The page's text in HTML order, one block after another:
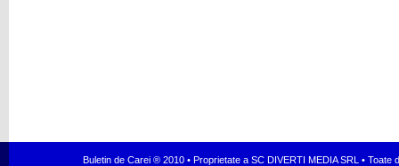
Buletin de Carei ® 2010 • Proprietate a SC DIVERTI MEDIA SRL •